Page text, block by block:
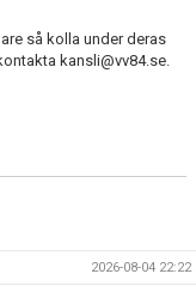
så kolla under deras
kansli@vv84.se.
2026-08-04 22:22